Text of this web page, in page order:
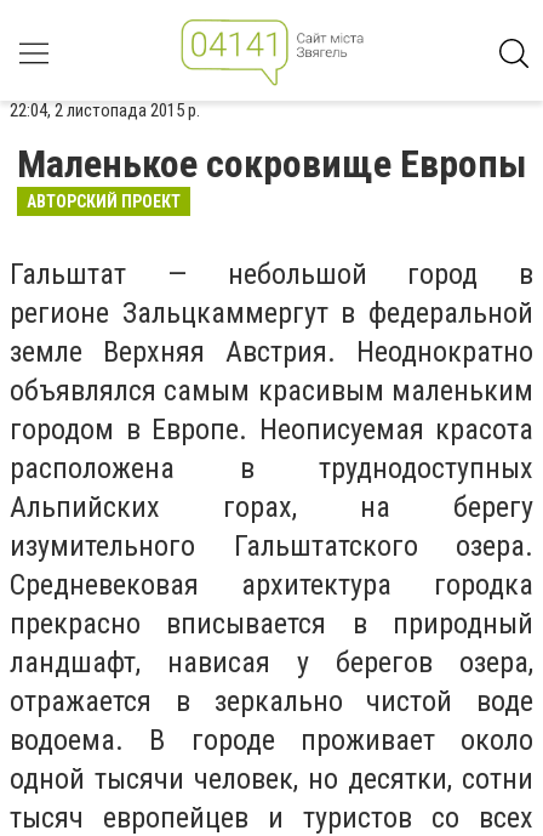
22:04, 2 листопада 2015 р.
Маленькое сокровище Европы
АВТОРСКИЙ ПРОЕКТ
Гальштат — небольшой город в
регионе Зальцкаммергут в федеральной
земле Верхняя Австрия. Неоднократно
объявлялся самым красивым маленьким
городом в Европе. Неописуемая красота
расположена в труднодоступных
Альпийских горах, на берегу
изумительного Гальштатского озера.
Средневековая архитектура городка
прекрасно вписывается в природный
ландшафт, нависая у берегов озера,
отражается в зеркально чистой воде
водоема. В городе проживает около
одной тысячи человек, но десятки, сотни
тысяч европейцев и туристов со всех